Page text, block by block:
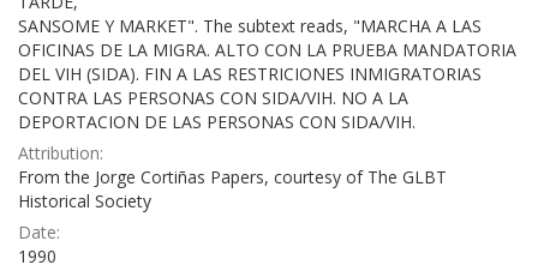
SANSOME Y MARKET". The subtext reads, "MARCHA A LAS
OFICINAS DE LA MIGRA. ALTO CON LA PRUEBA MANDATORIA
DEL VIH (SIDA). FIN A LAS RESTRICIONES INMIGRATORIAS
CONTRA LAS PERSONAS CON SIDA/VIH. NO A LA
DEPORTACION DE LAS PERSONAS CON SIDA/VIH.
Attribution:
From the Jorge Cortiñas Papers, courtesy of The GLBT
Historical Society
Date:
1990